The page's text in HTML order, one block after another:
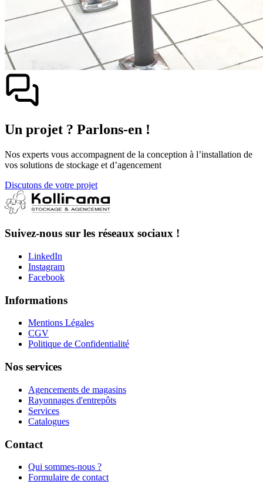
Un projet ? Parlons-en !
Nos experts vous accompagnent de la conception à l’installation de
vos solutions de stockage et d’agencement
Discutons de votre projet
Suivez-nous sur les réseaux sociaux !
LinkedIn
Instagram
Facebook
Informations
Mentions Légales
CGV
Politique de Confidentialité
Nos services
Agencements de magasins
Rayonnages d'entrepôts
Services
Catalogues
Contact
Qui sommes-nous ?
Formulaire de contact